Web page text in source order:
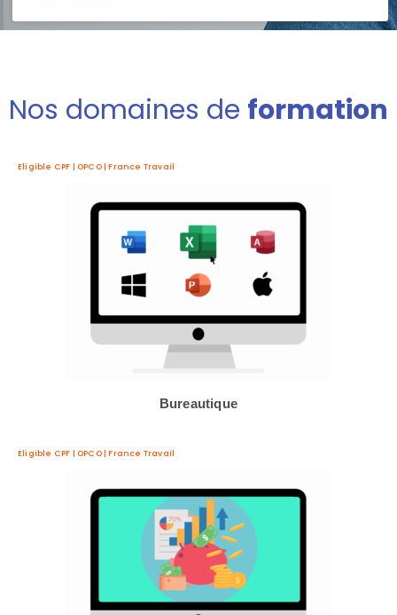
Nos domaines de formation
Eligible CPF | OPCO | France Travail
Bureautique
Eligible CPF | OPCO | France Travail